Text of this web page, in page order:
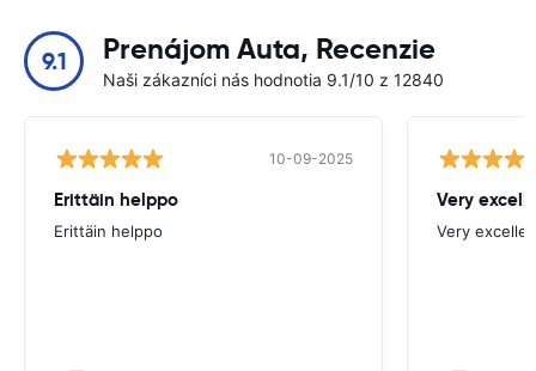
9.1 Prenájom Auta, Recenzie
Naši zákazníci nás hodnotia 9.1/10 z 12840
10-09-2025
Erittäin helppo
Erittäin helppo
Very
Very